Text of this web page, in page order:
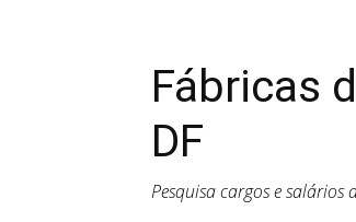
Fábricas
DF
Pesquisa cargos e salários